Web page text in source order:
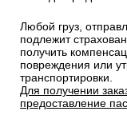
Любой груз,
подлежит
получить
повреждения или
транспортировки.
Для получении
предоставление